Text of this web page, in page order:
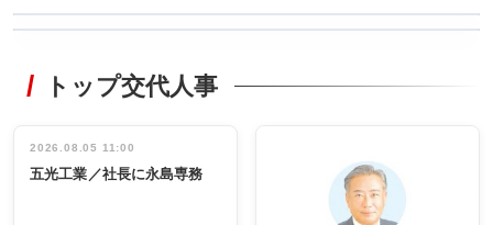
非鉄業界で
インタビュ
ー／社内ア
タックトレー
祝う 業界関
係者ら220人
出席
トップ交代人事
2026.08.05 11:00
五光工業／社長に永島専務